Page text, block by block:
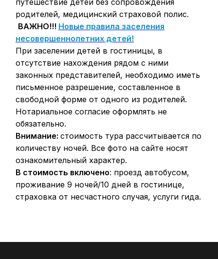
родителей, медицинский страховой полис.
ВАЖНО!!! Новые правила заселения
несовершеннолетних детей!
При заселении детей в гостиницы, в
отсутствие нахождения рядом с ними
законных представителей, необходимо иметь
письменное разрешение, составленное в
свободной форме от одного из родителей.
Нотариальное согласие оформлять не
обязательно.
Внимание: стоимость тура рассчитывается по
количеству ночей. Все фото на сайте носят
ознакомительный характер.
В стоимость включено: проезд автобусом,
проживание 9 ночей/10 дней в гостинице,
страховка от несчастного случая, услуги гида.